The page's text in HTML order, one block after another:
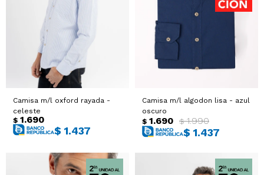
Camisa m/l oxford rayada -
celeste
$ 1.690
$ 1.437
Camisa m/l algodon lisa - azul
oscuro
$ 1.690 $ 1.990
$ 1.437